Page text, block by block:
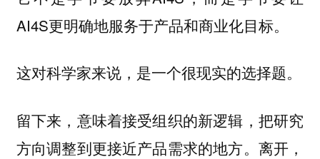
AI4S更明确地服务于产品和商业化目标。
这对科学家来说，是一个很现实的选择题。
留下来，意味着接受组织的新逻辑，把研究
方向调整到更接近产品需求的地方。离开，